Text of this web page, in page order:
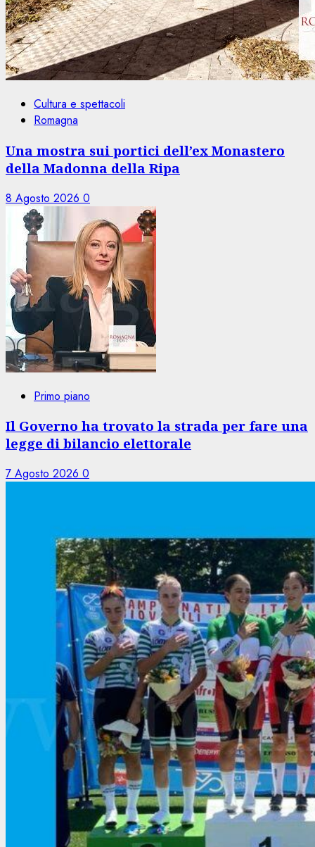
Cultura e spettacoli
Romagna
Una mostra sui portici dell’ex Monastero
della Madonna della Ripa
8 Agosto 2026 0
Primo piano
Il Governo ha trovato la strada per fare una
legge di bilancio elettorale
7 Agosto 2026 0